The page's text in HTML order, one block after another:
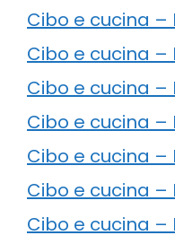
Cibo e cucina
Cibo e cucina
Cibo e cucina
Cibo e cucina
Cibo e cucina –
Cibo e cucina –
Cibo e cucina